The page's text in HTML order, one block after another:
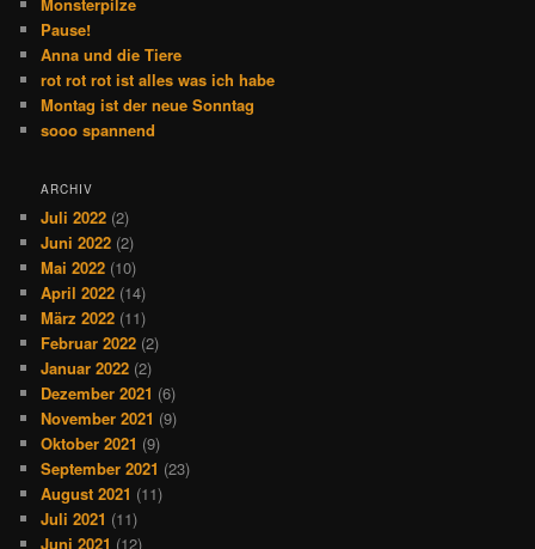
Pause!
Anna und die Tiere
rot rot rot ist alles was ich habe
Montag ist der neue Sonntag
sooo spannend
ARCHIV
Juli 2022 (2)
Juni 2022 (2)
Mai 2022 (10)
April 2022 (14)
März 2022 (11)
Februar 2022 (2)
Januar 2022 (2)
Dezember 2021 (6)
November 2021 (9)
Oktober 2021 (9)
September 2021 (23)
August 2021 (11)
Juli 2021 (11)
Juni 2021 (12)